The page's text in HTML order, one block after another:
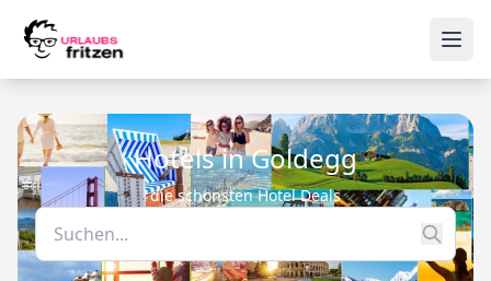
Hotels in Goldegg
die schönsten Hotel Deals